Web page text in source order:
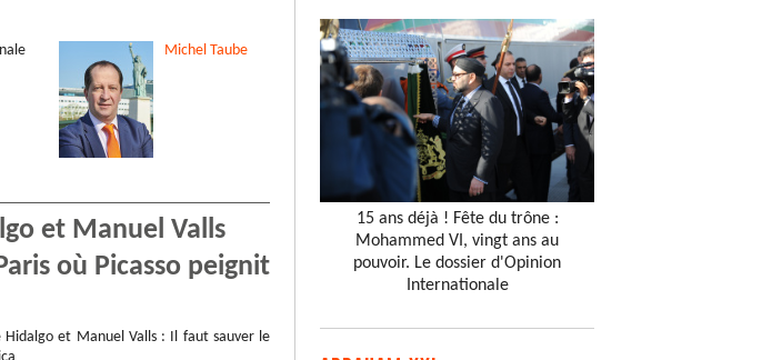
Michel Taube
et Manuel Valls
où Picasso peignit
et Manuel Valls : Il faut sauver le
15 ans déjà ! Fête du trône :
Mohammed VI, vingt ans au
pouvoir. Le dossier d'Opinion
Internationale